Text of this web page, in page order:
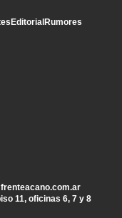
EditorialRumores
11, oficinas 6, 7 y 8